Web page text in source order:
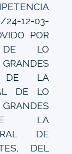
12-03-
POR
DE LO
DE LA
DE LO
DE LA
DE
DEL